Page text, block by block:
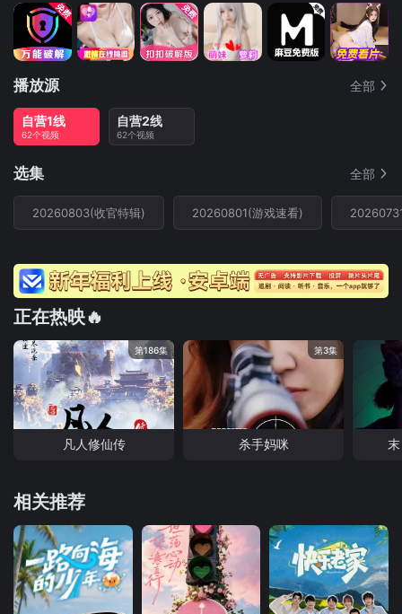
播放源 全部
自营1线
62个视频
自营2线
62个视频
选集 全部
20260803(收官特辑) 20260801(游戏速看)
正在热映🔥
第186集
凡人修仙传
第3集
杀手妈咪
相关推荐